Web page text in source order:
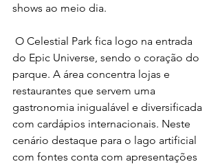
shows ao meio dia.
O Celestial Park fica logo na entrada
do Epic Universe, sendo o coração do
parque. A área concentra lojas e
restaurantes que servem uma
gastronomia inigualável e diversificada
com cardápios internacionais. Neste
cenário destaque para o lago artificial
com fontes conta com apresentações